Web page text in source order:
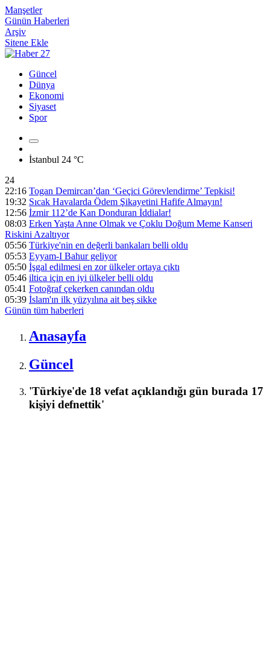
Manşetler
Günün Haberleri
Arşiv
Sitene Ekle
Güncel
Dünya
Ekonomi
Siyaset
Spor
İstanbul 24 °C
24
22:16 Togan Demircan’dan ‘Geçici Görevlendirme’ Tepkisi!
19:32 Sıcak Havalarda Ödem Şikayetini Hafife Almayın!
12:56 İzmir 112’de Kan Donduran İddialar!
08:03 Erken Yaşta Anne Olmak ve Çoklu Doğum Meme Kanseri
Riskini Azaltıyor
05:56 Türkiye'nin en değerli bankaları belli oldu
05:53 Eyyam-I Bahur geliyor
05:50 İşgal edilmesi en zor ülkeler ortaya çıktı
05:46 iltica için en iyi ülkeler belli oldu
05:41 Fotoğraf çekerken canından oldu
05:39 İslam'ın ilk yüzyılına ait beş sikke
Günün tüm haberleri
Anasayfa
Güncel
'Türkiye'de 18 vefat açıklandığı gün burada 17
kişiyi defnettik'